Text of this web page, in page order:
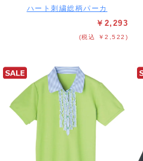
ハート刺繍総柄パーカ
￥2,293
(税込 ￥2,522)